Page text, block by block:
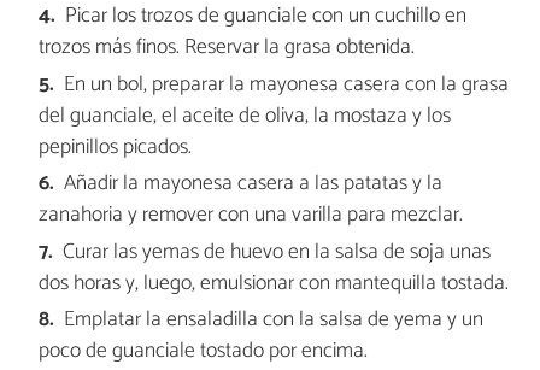
Picar los trozos de guanciale con un cuchillo en
trozos más finos. Reservar la grasa obtenida.
En un bol, preparar la mayonesa casera con la grasa
del guanciale, el aceite de oliva, la mostaza y los
pepinillos picados.
Añadir la mayonesa casera a las patatas y la
zanahoria y remover con una varilla para mezclar.
Curar las yemas de huevo en la salsa de soja unas
dos horas y, luego, emulsionar con mantequilla tostada.
Emplatar la ensaladilla con la salsa de yema y un
poco de guanciale tostado por encima.